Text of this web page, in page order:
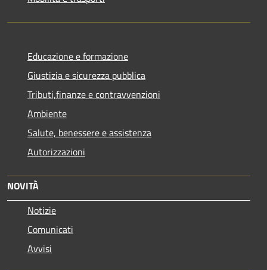
Educazione e formazione
Giustizia e sicurezza pubblica
Tributi,finanze e contravvenzioni
Ambiente
Salute, benessere e assistenza
Autorizzazioni
NOVITÀ
Notizie
Comunicati
Avvisi